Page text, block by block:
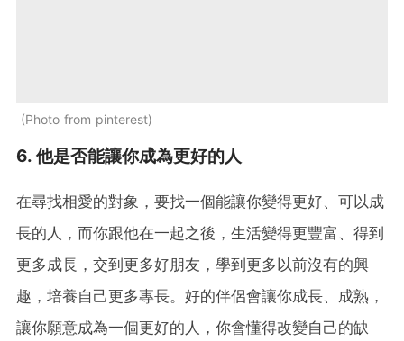
Photo from pinterest
6. 他是否能讓你成為更好的人
在尋找相愛的對象，要找一個能讓你變得更好、可以成
長的人，而你跟他在一起之後，生活變得更豐富、得到
更多成長，交到更多好朋友，學到更多以前沒有的興
趣，培養自己更多專長。好的伴侶會讓你成長、成熟，
讓你願意成為一個更好的人，你會懂得改變自己的缺